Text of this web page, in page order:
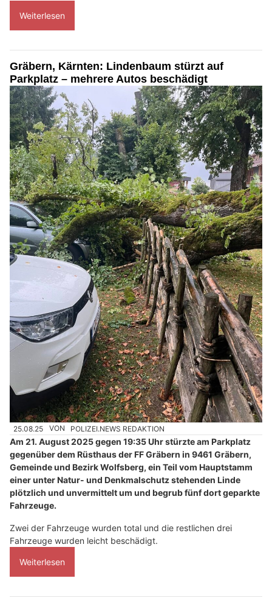
Weiterlesen
Gräbern, Kärnten: Lindenbaum stürzt auf
Parkplatz – mehrere Autos beschädigt
25.08.25 VON POLIZEI.NEWS REDAKTION
Am 21. August 2025 gegen 19:35 Uhr stürzte am Parkplatz
gegenüber dem Rüsthaus der FF Gräbern in 9461 Gräbern,
Gemeinde und Bezirk Wolfsberg, ein Teil vom Hauptstamm
einer unter Natur- und Denkmalschutz stehenden Linde
plötzlich und unvermittelt um und begrub fünf dort geparkte
Fahrzeuge.
Zwei der Fahrzeuge wurden total und die restlichen drei
Fahrzeuge wurden leicht beschädigt.
Weiterlesen